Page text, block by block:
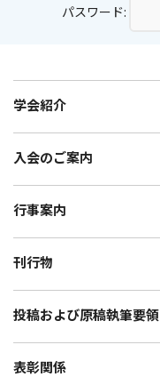
パスワード:
学会紹介
入会のご案内
行事案内
刊行物
投稿および原稿執筆要領
表彰関係